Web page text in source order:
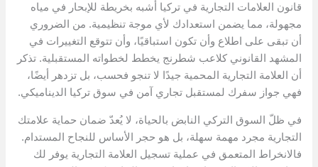
قانون العلامات التجارية في تركيا أشبه بخريطة للإبحار في مياه
مجهولة، مما يضمن استعدادك لأي موجة تنظيمية. من الضروري
أن تبقى على اطلاع وأن تكون استباقيًا، وأن تتوقع التغييرات في
المشهد القانوني كلاعب شطرنج يخطط لخطواته المستقبلية. تذكر
أن العلامة التجارية المحمية جيدًا لا تنجو فحسب، بل تزدهر أيضًا،
فهي جواز سفرك لمستقبل تجاري آمن في سوق تركيا الديناميكي.
في ظلّ السوق التركي النابض بالحياة، لا يُعدّ ضمان حماية علامتك
التجارية مجرد مهمة سهلة، بل هو حجر الأساس للنجاح المستدام.
فالانخراط المتعمق في عملية تسجيل العلامة التجارية يوفر لك